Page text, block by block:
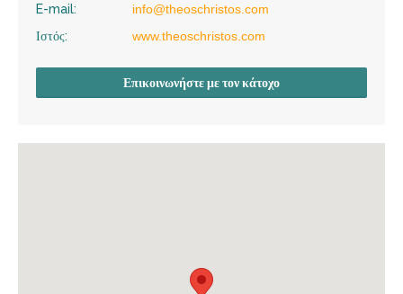
E-mail:
info@theoschristos.com
Ιστός:
www.theoschristos.com
Επικοινωνήστε με τον κάτοχο